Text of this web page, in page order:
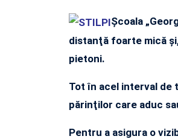
Şcoala
distanţă foarte mică
pietoni.
Tot în acel interval de
părinţilor care aduc
Pentru a asigura o